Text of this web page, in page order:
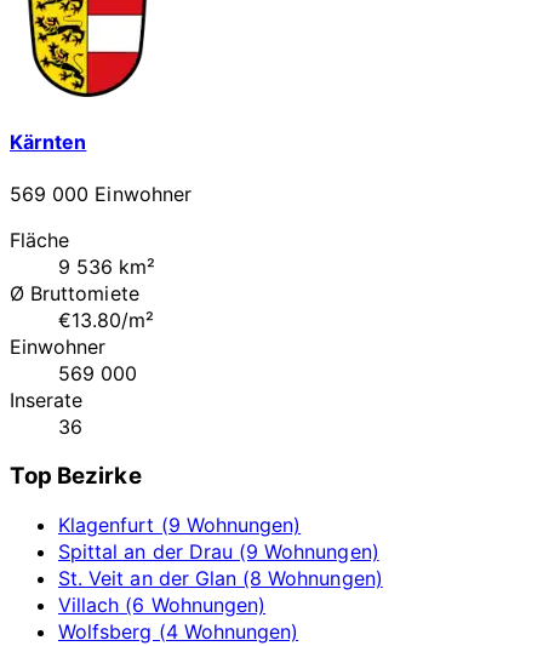
Kärnten
569 000 Einwohner
Fläche
9 536 km²
Ø Bruttomiete
€13.80/m²
Einwohner
569 000
Inserate
36
Top Bezirke
Klagenfurt (9 Wohnungen)
Spittal an der Drau (9 Wohnungen)
St. Veit an der Glan (8 Wohnungen)
Villach (6 Wohnungen)
Wolfsberg (4 Wohnungen)